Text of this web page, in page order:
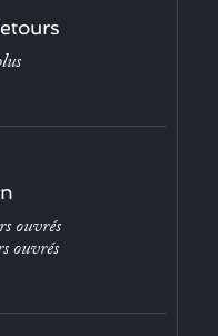
ouvrés
ouvrés